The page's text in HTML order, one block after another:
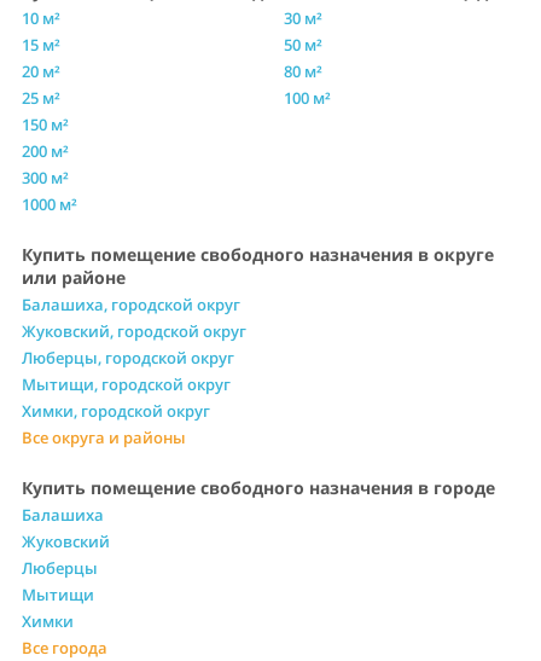
10 м²
15 м²
20 м²
25 м²
30 м²
50 м²
80 м²
100 м²
150 м²
200 м²
300 м²
1000 м²
Купить помещение свободного назначения в округе
или районе
Балашиха, городской округ
Жуковский, городской округ
Люберцы, городской округ
Мытищи, городской округ
Химки, городской округ
Все округа и районы
Купить помещение свободного назначения в городе
Балашиха
Жуковский
Люберцы
Мытищи
Химки
Все города